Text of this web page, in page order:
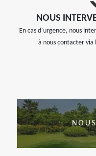
NOUS
En cas d’urgence, nous
à nous contacter via